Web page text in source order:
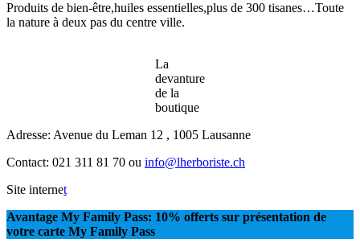
Produits de bien-être,huiles essentielles,plus de 300 tisanes…Toute
la nature à deux pas du centre ville.
La
devanture
de la
boutique
Adresse: Avenue du Leman 12 , 1005 Lausanne
Contact: 021 311 81 70 ou info@lherboriste.ch
Site internet
Avantage My Family Pass: 10% offerts sur présentation de
votre carte My Family Pass